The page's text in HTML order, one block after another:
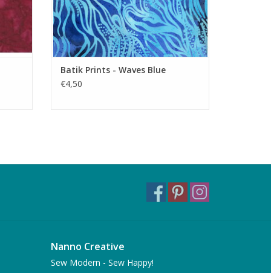
Batik Prints - Waves Blue
€4,50
Nanno Creative
Sew Modern - Sew Happy!